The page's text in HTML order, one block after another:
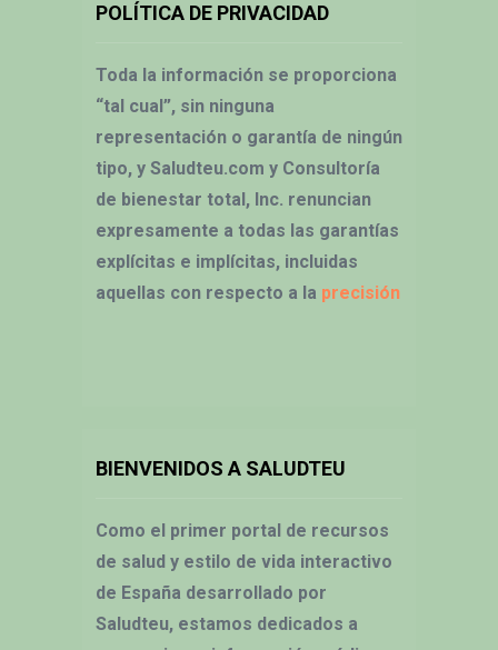
POLÍTICA DE PRIVACIDAD
Toda la información se proporciona
“tal cual”, sin ninguna
representación o garantía de ningún
tipo, y Saludteu.com y Consultoría
de bienestar total, Inc. renuncian
expresamente a todas las garantías
explícitas e implícitas, incluidas
aquellas con respecto a la precisión
BIENVENIDOS A SALUDTEU
Como el primer portal de recursos
de salud y estilo de vida interactivo
de España desarrollado por
Saludteu, estamos dedicados a